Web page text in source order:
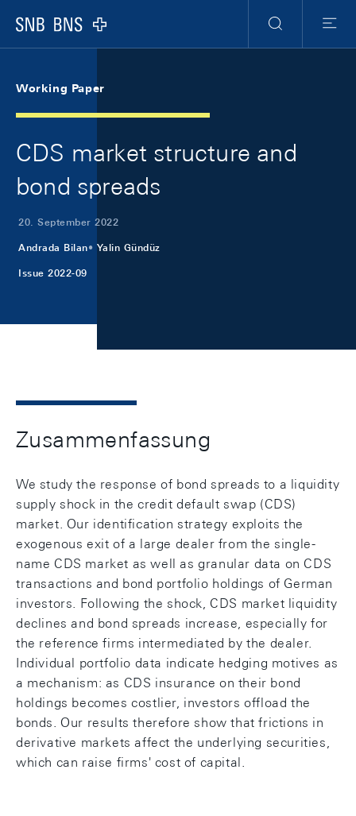
Logo
Suche
Menu
Working Paper
CDS market structure and
bond spreads
20. September 2022
Andrada Bilan Yalin Gündüz
Issue 2022-09
Zusammenfassung
We study the response of bond spreads to a liquidity
supply shock in the credit default swap (CDS)
market. Our identification strategy exploits the
exogenous exit of a large dealer from the single-
name CDS market as well as granular data on CDS
transactions and bond portfolio holdings of German
investors. Following the shock, CDS market liquidity
declines and bond spreads increase, especially for
the reference firms intermediated by the dealer.
Individual portfolio data indicate hedging motives as
a mechanism: as CDS insurance on their bond
holdings becomes costlier, investors offload the
bonds. Our results therefore show that frictions in
derivative markets affect the underlying securities,
which can raise firms' cost of capital.